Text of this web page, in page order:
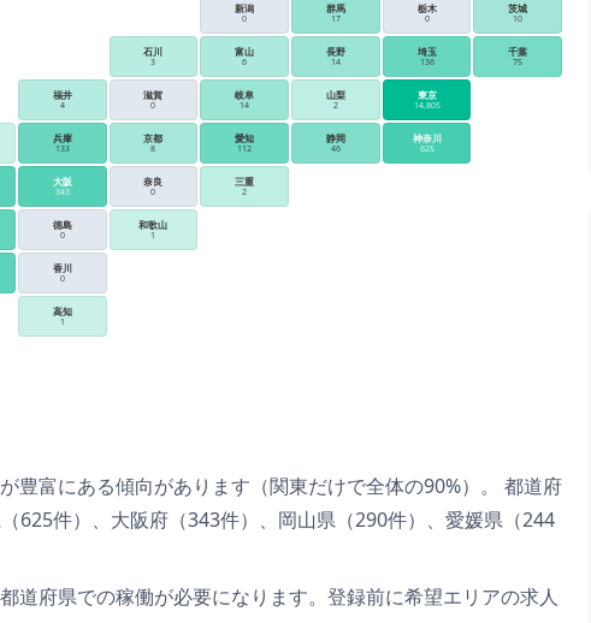
新潟
0
群馬
17
栃木
0
茨城
10
石川
3
富山
6
長野
14
埼玉
136
千葉
75
福井
4
滋賀
0
岐阜
14
山梨
2
東京
14,805
兵庫
133
京都
8
愛知
112
静岡
46
神奈川
625
大阪
343
奈良
0
三重
2
徳島
0
和歌山
1
香川
0
高知
1
豊富にある傾向があります （関東だけで全体の90%） 。
都道府
625件）、大阪府（343件）、岡山県（290件）、愛媛県（244
道府県での稼働が必要になります。登録前に希望エリアの求人